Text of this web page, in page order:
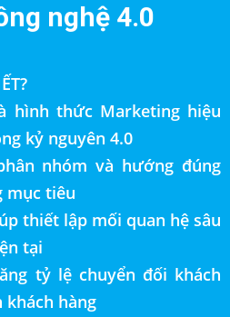
nghệ 4.0
hình thức Marketing hiệu
kỷ nguyên 4.0
nhóm và hướng đúng
mục tiêu
thiết lập mối quan hệ sâu
tại
tỷ lệ chuyển đối khách
khách hàng